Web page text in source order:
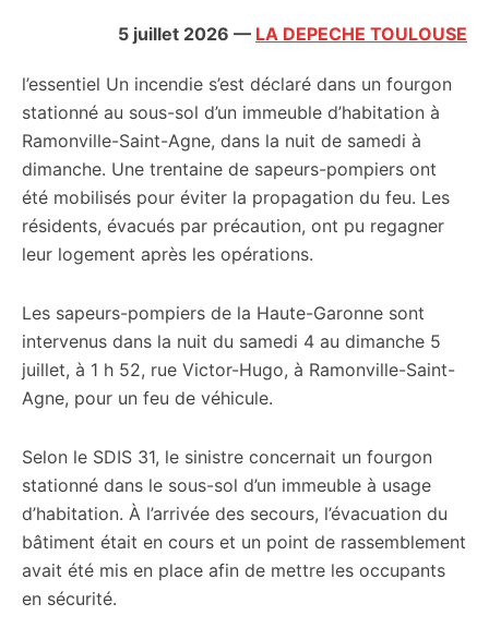
5 juillet 2026 — LA DEPECHE TOULOUSE
l’essentiel Un incendie s’est déclaré dans un fourgon
stationné au sous-sol d’un immeuble d’habitation à
Ramonville-Saint-Agne, dans la nuit de samedi à
dimanche. Une trentaine de sapeurs-pompiers ont
été mobilisés pour éviter la propagation du feu. Les
résidents, évacués par précaution, ont pu regagner
leur logement après les opérations.
Les sapeurs-pompiers de la Haute-Garonne sont
intervenus dans la nuit du samedi 4 au dimanche 5
juillet, à 1 h 52, rue Victor-Hugo, à Ramonville-Saint-
Agne, pour un feu de véhicule.
Selon le SDIS 31, le sinistre concernait un fourgon
stationné dans le sous-sol d’un immeuble à usage
d’habitation. À l’arrivée des secours, l’évacuation du
bâtiment était en cours et un point de rassemblement
avait été mis en place afin de mettre les occupants
en sécurité.